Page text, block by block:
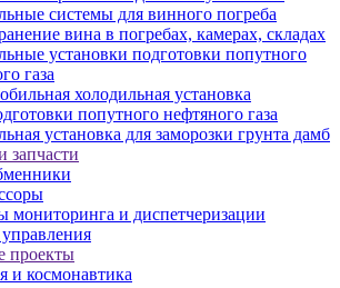
системы для винного погреба
вина в погребах, камерах, складах
установки подготовки попутного
газа
холодильная установка
попутного нефтяного газа
установка для заморозки грунта дамб
запчасти
мониторинга и диспетчеризации
проекты
и космонавтика